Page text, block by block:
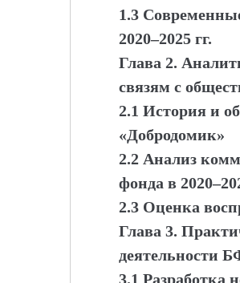
1.3
2020–2025 гг.
Глава 2.
связям с
2.1 История и
«Добродомик»
2.2 Анализ
фонда в
2.3 Оценка
Глава 3.
деятельности
3.1